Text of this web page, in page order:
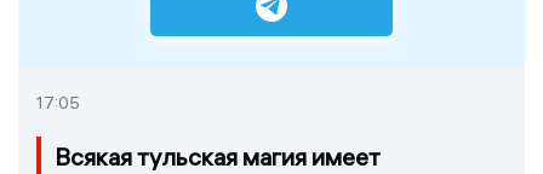
17:05
Всякая тульская магия имеет